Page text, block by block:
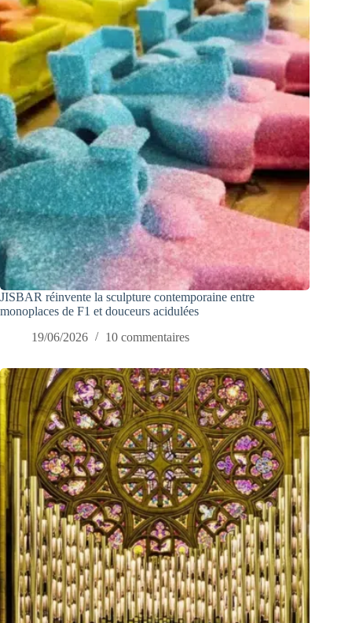
JISBAR réinvente la sculpture contemporaine entre
monoplaces de F1 et douceurs acidulées
19/06/2026
10 commentaires